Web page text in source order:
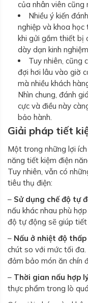
của nhân viên cũng
Nhiều ý kiến
nghiệp và khoa
khi gửi gắm thiết bị
dày dạn kinh
Tuy nhiên, cũng
đợi hơi lâu vào giờ
mà nhiều khách
Nhìn chung, đánh
cực và điều này
bảo hành.
Giải pháp tiết
Một trong những lợi
năng tiết kiệm điện
Tuy nhiên, vẫn có
tiêu thụ điện:
– Sử dụng chế độ tự
nấu khác nhau phù
độ tự động sẽ giúp tiết
– Nấu ở nhiệt độ thấp
chút so với mức tối
đảm bảo món ăn chín
– Thời gian nấu hợp
thực phẩm trong lò